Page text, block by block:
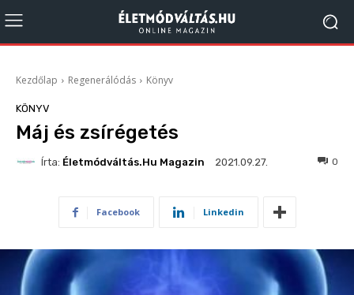
Kezdőlap Regenerálódás Könyv
KÖNYV
Máj és zsírégetés
Írta: Életmódváltás.hu Magazin 2021.09.27. 0
Facebook Linkedin